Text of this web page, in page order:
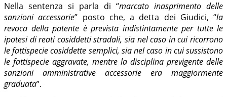
Nella sentenza si parla di “marcato inasprimento delle
sanzioni accessorie” posto che, a detta dei Giudici, “la
revoca della patente è prevista indistintamente per tutte le
ipotesi di reati cosiddetti stradali, sia nel caso in cui ricorrono
le fattispecie cosiddette semplici, sia nel caso in cui sussistono
le fattispecie aggravate, mentre la disciplina previgente delle
sanzioni amministrative accessorie era maggiormente
graduata”.